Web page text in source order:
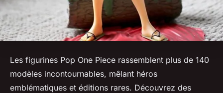
Les figurines Pop One Piece rassemblent plus de 140
modèles incontournables, mêlant héros
emblématiques et éditions rares. Découvrez des